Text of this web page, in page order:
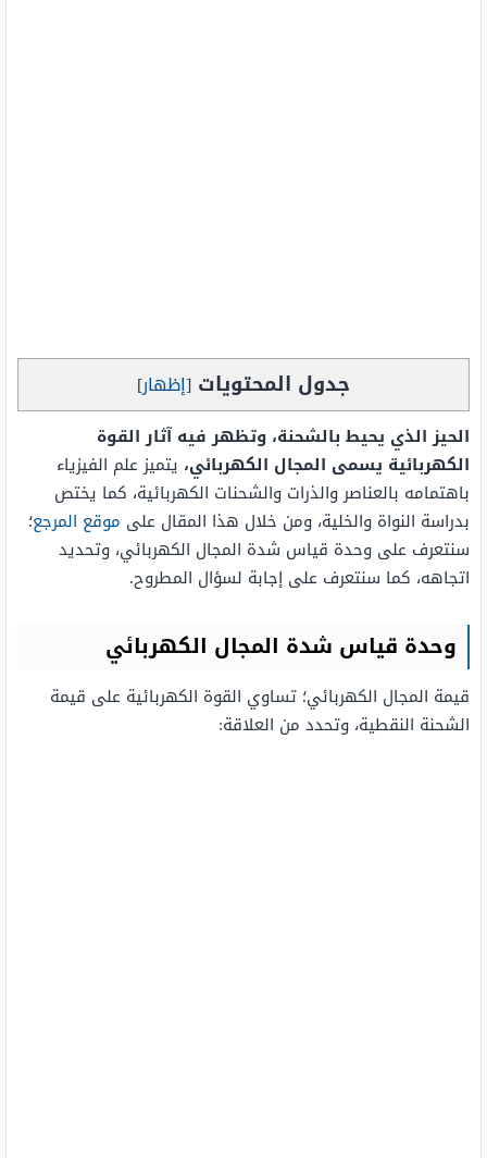
جدول المحتويات [إظهار]
الحيز الذي يحيط بالشحنة، وتظهر فيه آثار القوة
الكهربائية يسمى المجال الكهربائي، يتميز علم الفيزياء
باهتمامه بالعناصر والذرات والشحنات الكهربائية، كما يختص
بدراسة النواة والخلية، ومن خلال هذا المقال على موقع المرجع؛
سنتعرف على وحدة قياس شدة المجال الكهربائي، وتحديد
اتجاهه، كما سنتعرف على إجابة لسؤال المطروح.
وحدة قياس شدة المجال الكهربائي
قيمة المجال الكهربائي؛ تساوي القوة الكهربائية على قيمة
الشحنة النقطية، وتحدد من العلاقة: